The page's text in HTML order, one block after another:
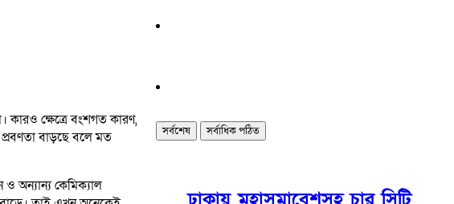
ক্ষেত্রে বংশগত কারণ,
বাড়ছে বলে মত
অন্যান্য কেমিক্যাল
সর্বশেষ সর্বাধিক পঠিত